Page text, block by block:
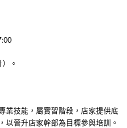
。
業技能，屬實習階段，店家提供底
以晉升店家幹部為目標參與培訓。